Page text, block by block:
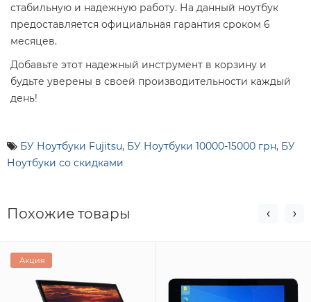
стабильную и надежную работу. На данный ноутбук
предоставляется официальная гарантия сроком 6
месяцев.
Добавьте этот надежный инструмент в корзину и
будьте уверены в своей производительности каждый
день!
БУ Ноутбуки Fujitsu, БУ Ноутбуки 10000-15000 грн, БУ
Ноутбуки со скидками
Похожие товары
Акция